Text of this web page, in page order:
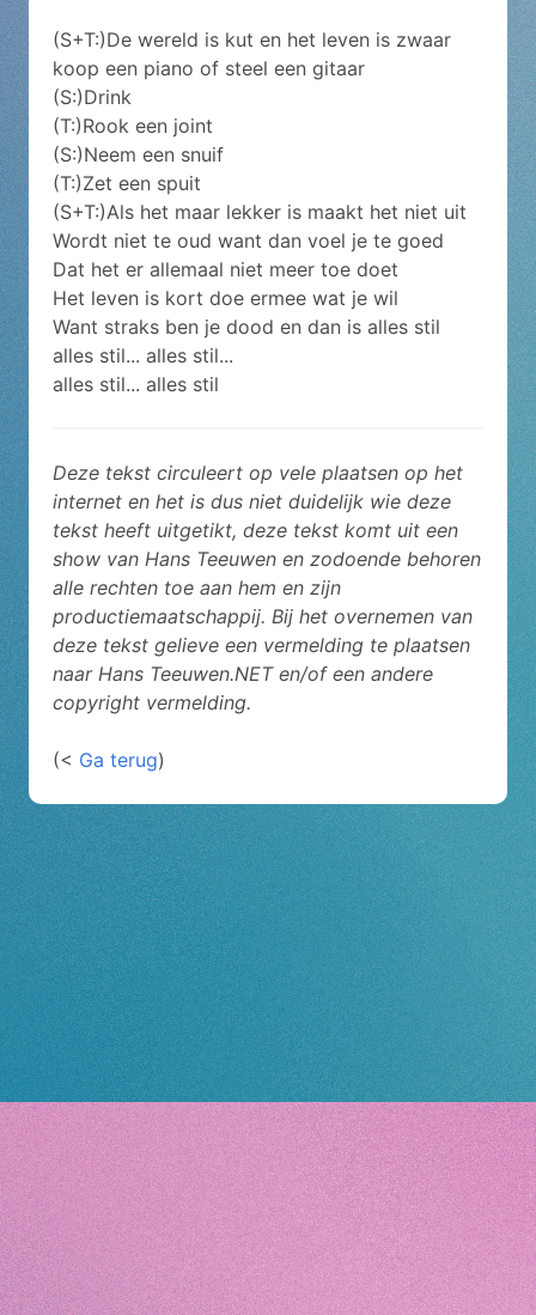
(S+T:)De wereld is kut en het leven is zwaar
koop een piano of steel een gitaar
(S:)Drink
(T:)Rook een joint
(S:)Neem een snuif
(T:)Zet een spuit
(S+T:)Als het maar lekker is maakt het niet uit
Wordt niet te oud want dan voel je te goed
Dat het er allemaal niet meer toe doet
Het leven is kort doe ermee wat je wil
Want straks ben je dood en dan is alles stil
alles stil... alles stil...
alles stil... alles stil
Deze tekst circuleert op vele plaatsen op het
internet en het is dus niet duidelijk wie deze
tekst heeft uitgetikt, deze tekst komt uit een
show van Hans Teeuwen en zodoende behoren
alle rechten toe aan hem en zijn
productiemaatschappij. Bij het overnemen van
deze tekst gelieve een vermelding te plaatsen
naar Hans Teeuwen.NET en/of een andere
copyright vermelding.
(< Ga terug)